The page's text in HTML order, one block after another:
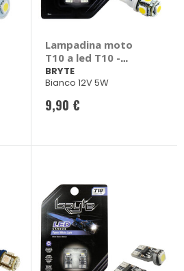
Lampadina moto
T10 a led T10 -
BRYTE
BRYTE
Bianco 12V 5W
9,90 €